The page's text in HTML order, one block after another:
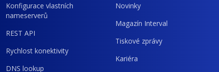
Konfigurace vlastních
nameserverů
REST API
Rychlost konektivity
DNS lookup
Novinky
Magazín Interval
Tiskové zprávy
Kariéra